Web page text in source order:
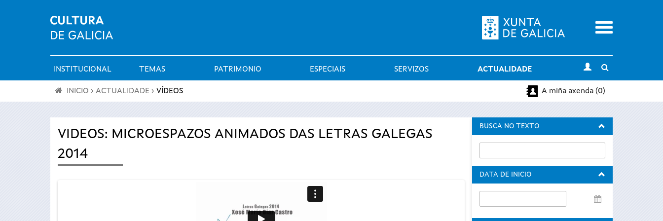
Menu
Menú
principal
INSTITUCIONAL TEMAS PATRIMONIO ESPECIAIS SERVIZOS ACTUALIDADE
search
está
aquí
INICIO › ACTUALIDADE › VÍDEOS A miña axenda (0)
VIDEOS: MICROESPAZOS ANIMADOS DAS LETRAS GALEGAS
2014
BUSCA NO TEXTO
DATA DE INICIO
de